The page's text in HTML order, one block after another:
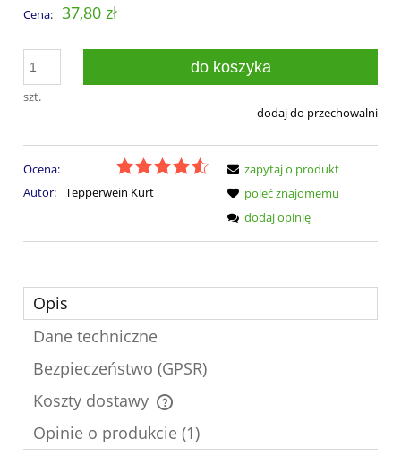
Cena: 37,80 zł
szt.
do koszyka
dodaj do przechowalni
Ocena:
Autor: Tepperwein Kurt
zapytaj o produkt
poleć znajomemu
dodaj opinię
Opis
Dane techniczne
Bezpieczeństwo (GPSR)
Koszty dostawy
Cena nie zawiera ewentualnych kosztów płatności
Opinie o produkcie (1)